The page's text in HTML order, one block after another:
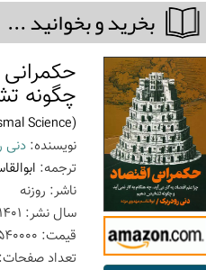
بخريد و بخوانيد ...
چگونه
(Economics Rules: The Rights and Wrongs of the Dismal Science)
نویسنده: دنی
ترجمه:
ناشر: روزنه
سال نشر: 1401
قیمت:
تعداد صفحات: